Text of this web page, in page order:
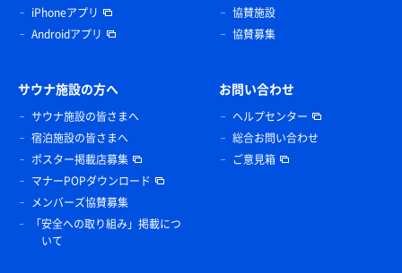
iPhoneアプリ
Androidアプリ
協賛施設
協賛募集
サウナ施設の方へ
サウナ施設の皆さまへ
宿泊施設の皆さまへ
ポスター掲載店募集
マナーPOPダウンロード
メンバーズ協賛募集
「安全への取り組み」掲載につ
いて
お問い合わせ
ヘルプセンター
総合お問い合わせ
ご意見箱